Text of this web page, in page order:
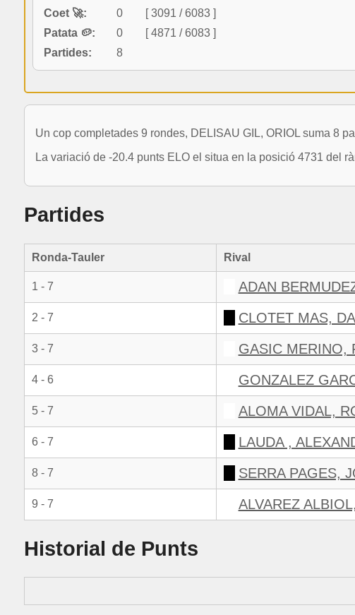
Coet 🚀:
0
[ 3091 / 6083 ]
Patata 🥔:
0
[ 4871 / 6083 ]
Partides:
8
Un cop completades 9 rondes, DELISAU GIL, ORIOL suma 8
La variació de -20.4 punts ELO el situa en la posició 4731 del
Partides
Ronda-Tauler Rival
1 - 7 ADAN
2 - 7 CLOTET MAS,
3 - 7 GASIC MERINO,
4 - 6 GONZALEZ
5 - 7 ALOMA VIDAL,
6 - 7 LAUDA ,
8 - 7 SERRA PAGES,
9 - 7 ALVAREZ
Historial de Punts